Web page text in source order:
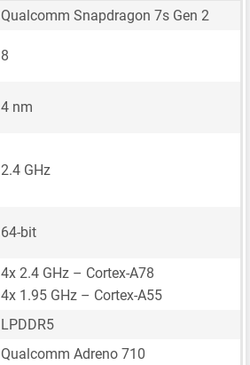
Qualcomm Snapdragon 7s Gen 2
8
4 nm
2.4 GHz
64-bit
4x 2.4 GHz – Cortex-A78
4x 1.95 GHz – Cortex-A55
LPDDR5
Qualcomm Adreno 710